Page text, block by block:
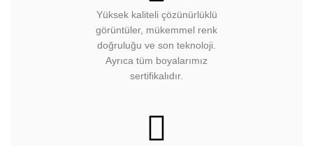
Yüksek kaliteli çözünürlüklü
görüntüler, mükemmel renk
doğruluğu ve son teknoloji.
Ayrıca tüm boyalarımız
sertifikalıdır.